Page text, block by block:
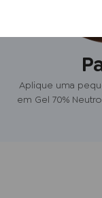
Aplique uma
em Gel 70%